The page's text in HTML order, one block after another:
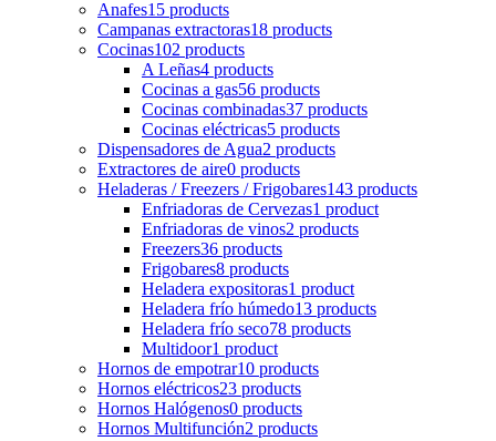
Anafes15 products
Campanas extractoras18 products
Cocinas102 products
A Leñas4 products
Cocinas a gas56 products
Cocinas combinadas37 products
Cocinas eléctricas5 products
Dispensadores de Agua2 products
Extractores de aire0 products
Heladeras / Freezers / Frigobares143 products
Enfriadoras de Cervezas1 product
Enfriadoras de vinos2 products
Freezers36 products
Frigobares8 products
Heladera expositoras1 product
Heladera frío húmedo13 products
Heladera frío seco78 products
Multidoor1 product
Hornos de empotrar10 products
Hornos eléctricos23 products
Hornos Halógenos0 products
Hornos Multifunción2 products